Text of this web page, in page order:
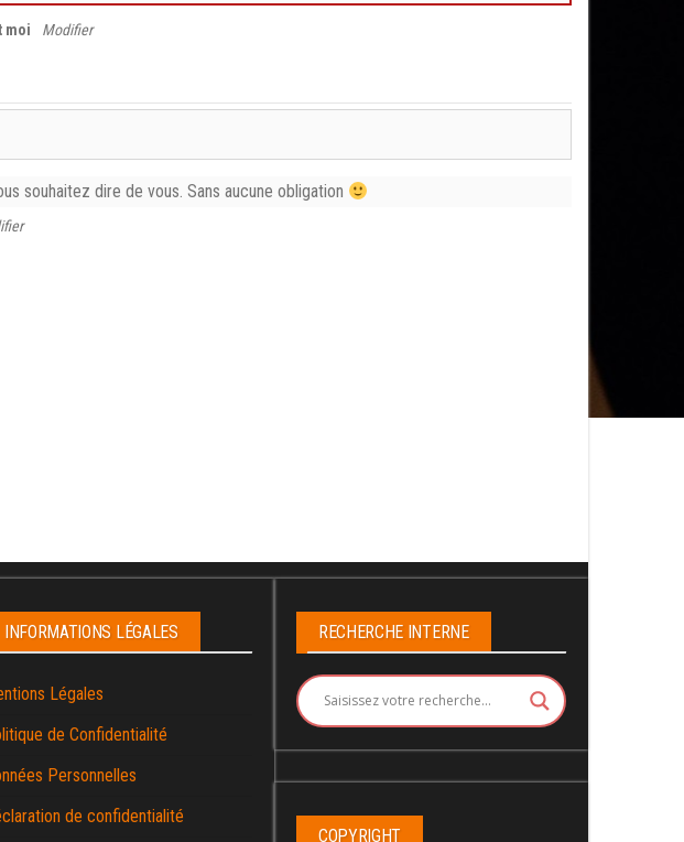
moi Modifier
souhaitez dire de vous. Sans aucune obligation
INFORMATIONS LÉGALES
Légales
de Confidentialité
Personnelles
de confidentialité
RECHERCHE INTERNE
COPYRIGHT